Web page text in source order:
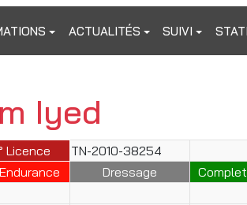
ACTUALITÉS SUIVI
Iyed
Licence
TN-2010-38254
Endurance Dressage Complet